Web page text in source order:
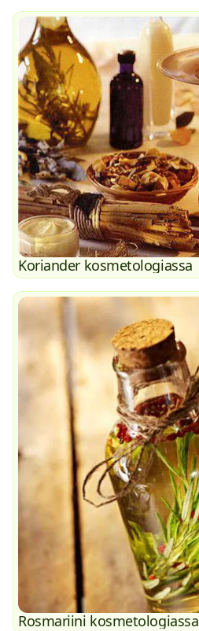
Koriander kosmetologiassa
Rosmariini kosmetologiassa